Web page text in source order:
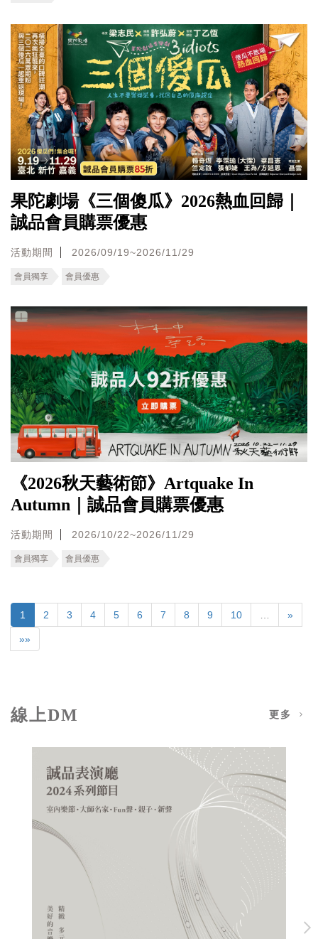
果陀劇場《三個傻瓜》2026熱血回歸｜
誠品會員購票優惠
活動期間 2026/09/19~2026/11/29
會員獨享 會員優惠
《2026秋天藝術節》Artquake In
Autumn｜誠品會員購票優惠
活動期間 2026/10/22~2026/11/29
會員獨享 會員優惠
1 2 3 4 5 6 7 8 9 10 »
»»
線上DM 更多